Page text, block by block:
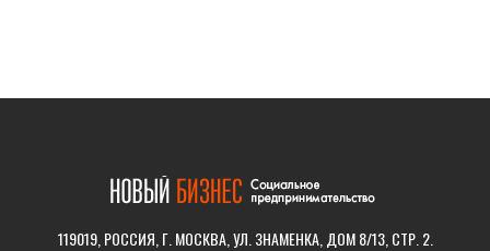
119019, РОССИЯ, Г. МОСКВА, УЛ. ЗНАМЕНКА, ДОМ 8/13, СТР. 2.